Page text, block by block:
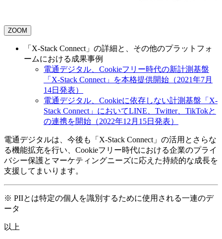
ZOOM
「X-Stack Connect」の詳細と、その他のプラットフォ
ームにおける成果事例
電通デジタル、Cookieフリー時代の新計測基盤
「X-Stack Connect」を本格提供開始（2021年7月
14日発表）
電通デジタル、Cookieに依存しない計測基盤「X-
Stack Connect」においてLINE、Twitter、TikTokと
の連携を開始（2022年12月15日発表）
電通デジタルは、今後も「X-Stack Connect」の活用とさらな
る機能拡充を行い、Cookieフリー時代における企業のプライ
バシー保護とマーケティングニーズに応えた持続的な成長を
支援してまいります。
※ PIIとは特定の個人を識別するために使用される一連のデ
ータ
以上